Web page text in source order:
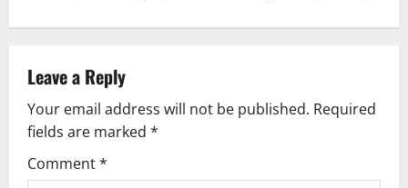
a
v
i
Leave a Reply
Your email address will not be published. Required
fields are marked *
Comment*